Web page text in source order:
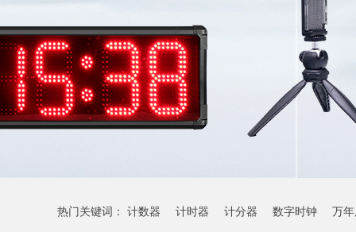
热门关键词： 计数器 计时器 计分器 数字时钟 万